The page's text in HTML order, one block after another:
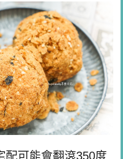
配可能會翻滾350度